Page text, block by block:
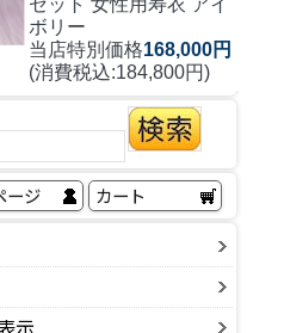
セット 女性用寿衣 アイ
ボリー
当店特別価格168,000円
(消費税込:184,800円)
ージ カート
示